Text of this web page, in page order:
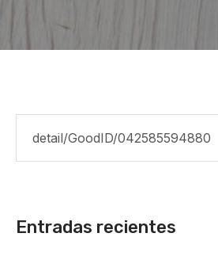
Entradas recientes